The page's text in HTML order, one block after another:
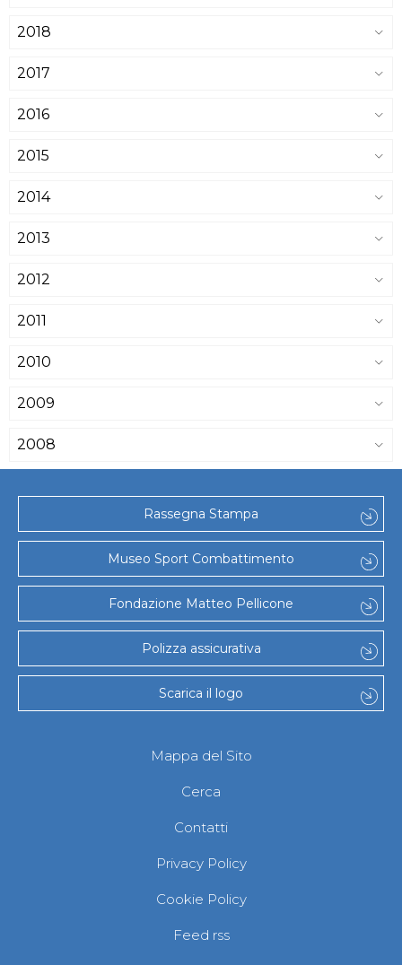
2018
2017
2016
2015
2014
2013
2012
2011
2010
2009
2008
Rassegna Stampa
Museo Sport Combattimento
Fondazione Matteo Pellicone
Polizza assicurativa
Scarica il logo
Mappa del Sito
Cerca
Contatti
Privacy Policy
Cookie Policy
Feed rss